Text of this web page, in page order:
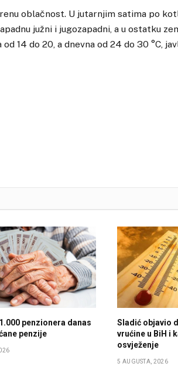
oblačnost. U jutarnjim satima po
južni i jugozapadni, a u ostatku
14 do 20, a dnevna od 24 do 30 °C,
penzionera danas
penzije
Sladić objavio
vrućine u BiH i
osvježenje
5 AUGUSTA, 2026